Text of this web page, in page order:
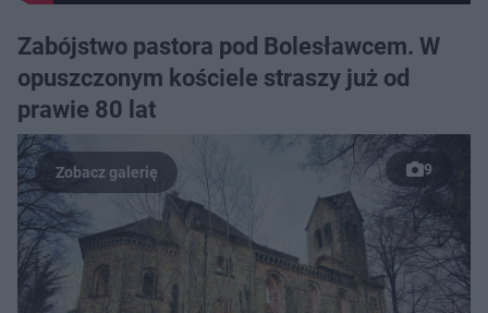
Zabójstwo pastora pod Bolesławcem. W
opuszczonym kościele straszy już od
prawie 80 lat
9